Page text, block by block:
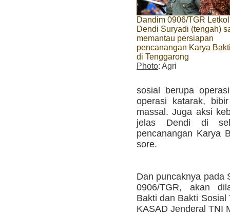
Dandim 0906/TGR
Dendi Suryadi (tengah)
memantau persiapan
pencanangan Karya
di Tenggarong
Photo: Agri
sosial berupa
operasi katarak,
massal. Juga aksi
jelas Dendi di
pencanangan Karya
sore.
Dan puncaknya pada
0906/TGR, akan
Bakti dan Bakti Sosial
KASAD Jenderal TNI